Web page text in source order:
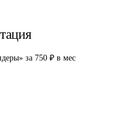
за 750 ₽ в мес